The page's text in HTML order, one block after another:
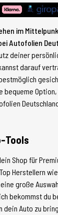
im
Autofolien
deiner
darauf
bequeme
Tools
Shop für
Herstellern
große
bekommst du
dein Auto zu